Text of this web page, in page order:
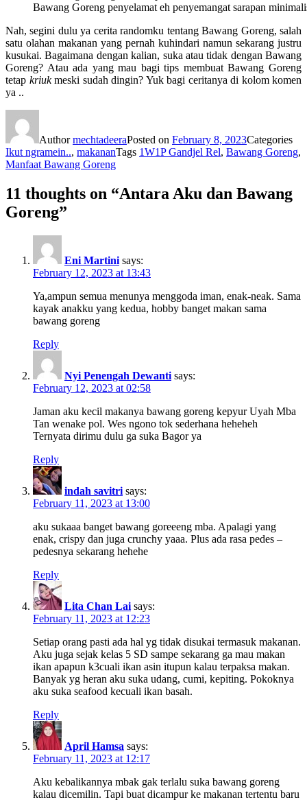
Bawang Goreng penyelamat eh penyemangat sarapan
Nah, segini dulu ya cerita randomku tentang Bawang Goreng, salah
satu olahan makanan yang pernah kuhindari namun sekarang justru
kusukai. Bagaimana dengan kalian, suka atau tidak dengan Bawang
Goreng? Atau ada yang mau bagi tips membuat Bawang Goreng
tetap kriukmeski sudah dingin? Yuk bagi ceritanya di kolom komen
ya ..
AuthormechtadeeraPosted on February 8, 2023Categories
Ikut ngramein.., makananTags 1W1P Gandjel Rel, Bawang Goreng,
Manfaat Bawang Goreng
11 thoughts on “Antara Aku dan Bawang
Goreng”
Eni Martini says:
February 12, 2023 at 13:43
Ya,ampun semua menunya menggoda iman, enak-neak. Sama
kayak anakku yang kedua, hobby banget makan sama
bawang goreng
Reply
Nyi Penengah Dewanti says:
February 12, 2023 at 02:58
Jaman aku kecil makanya bawang goreng kepyur Uyah Mba
Tan wenake pol. Wes ngono tok sederhana heheheh
Ternyata dirimu dulu ga suka Bagor ya
Reply
indah savitri says:
February 11, 2023 at 13:00
aku sukaaa banget bawang goreeeng mba. Apalagi yang
enak, crispy dan juga crunchy yaaa. Plus ada rasa pedes –
pedesnya sekarang hehehe
Reply
Lita Chan Lai says:
February 11, 2023 at 12:23
Setiap orang pasti ada hal yg tidak disukai termasuk makanan.
Aku juga sejak kelas 5 SD sampe sekarang ga mau makan
ikan apapun k3cuali ikan asin itupun kalau terpaksa makan.
Banyak yg heran aku suka udang, cumi, kepiting. Pokoknya
aku suka seafood kecuali ikan basah.
Reply
April Hamsa says:
February 11, 2023 at 12:17
Aku kebalikannya mbak gak terlalu suka bawang goreng
kalau dicemilin. Tapi buat dicampur ke makanan tertentu baru